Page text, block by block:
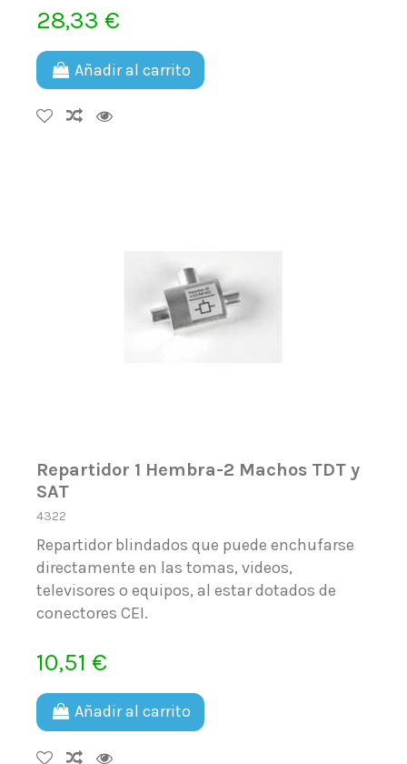
28,33 €
Añadir al carrito
Repartidor 1 Hembra-2 Machos TDT y
SAT
4322
Repartidor blindados que puede enchufarse
directamente en las tomas, videos,
televisores o equipos, al estar dotados de
conectores CEI.
10,51 €
Añadir al carrito